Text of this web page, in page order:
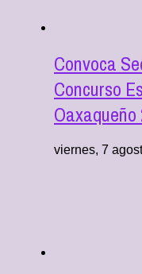
Convoca
Concurso
Oaxaqueño
viernes, 7